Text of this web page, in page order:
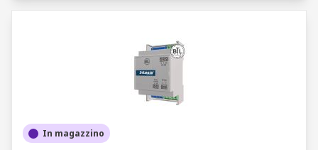
In magazzino